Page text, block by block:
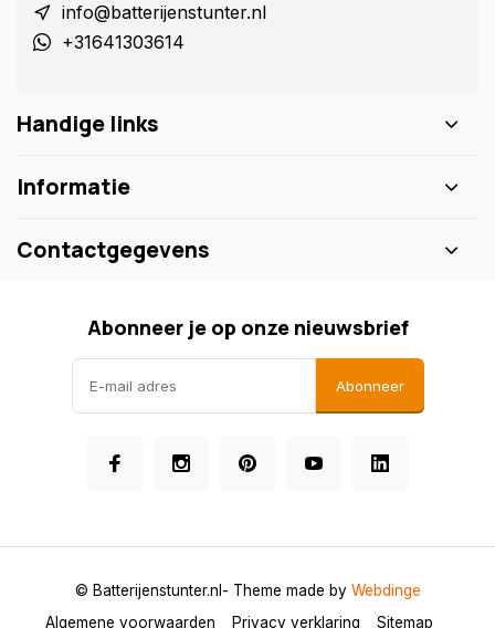
info@batterijenstunter.nl
+31641303614
Handige links
Informatie
Contactgegevens
Abonneer je op onze nieuwsbrief
Abonneer
Algemene voorwaarden Privacy verklaring Sitemap
© Batterijenstunter.nl - Theme made by Webdinge